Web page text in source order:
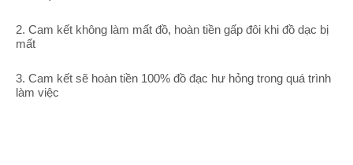
2. Cam kết không làm mất đồ, hoàn tiền gấp đôi khi đồ dạc bị
mất
3. Cam kết sẽ hoàn tiền 100% đồ đạc hư hỏng trong quá trình
làm việc